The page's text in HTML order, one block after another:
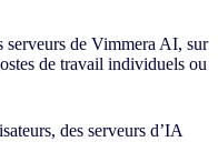
de Vimmera AI, sur
de travail individuels ou
des serveurs d’IA